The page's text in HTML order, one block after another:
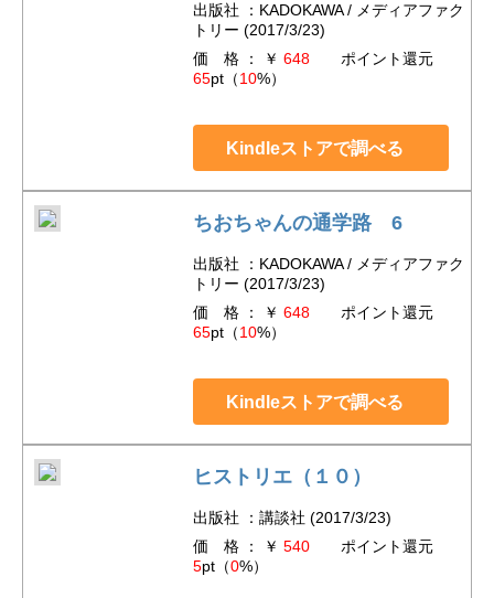
出版社 ：KADOKAWA / メディアファク
トリー (2017/3/23)
価 格 ： ￥ 648ポイント還元
65pt（10%）
Kindleストアで調べる
ちおちゃんの通学路 6
出版社 ：KADOKAWA / メディアファク
トリー (2017/3/23)
価 格 ： ￥ 648ポイント還元
65pt（10%）
Kindleストアで調べる
ヒストリエ（１０）
出版社 ：講談社 (2017/3/23)
価 格 ： ￥ 540ポイント還元
5pt（0%）